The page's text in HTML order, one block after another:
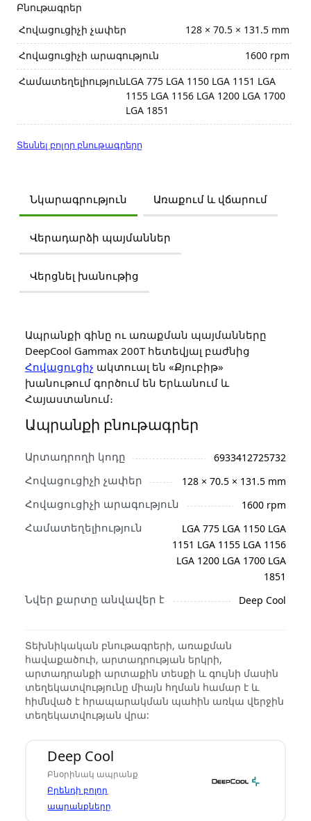
Բնութագրեր
Հովացուցիչի չափեր
128 × 70.5 × 131.5 mm
Հովացուցիչի արագություն
1600 rpm
ՀամատեղելիությունLGA 775 LGA 1150 LGA 1151 LGA
1155 LGA 1156 LGA 1200 LGA 1700
LGA 1851
Տեսնել բոլոր բնութագրերը
Նկարագրություն Առաքում և վճարում
Վերադարձի պայմաններ
Վերցնել խանութից
Ապրանքի գինը ու առաքման պայմանները
DeepCool Gammax 200T հետեվյալ բաժնից
Հովացուցիչ ակտուալ են «Քյուբիթ»
խանութում գործում են Երևանում և
Հայաստանում։
Ապրանքի բնութագրեր
Արտադրողի կոդը 6933412725732
Հովացուցիչի չափեր 128 × 70.5 × 131.5 mm
Հովացուցիչի արագություն 1600 rpm
Համատեղելիություն
LGA 775 LGA 1150 LGA
1151 LGA 1155 LGA 1156
LGA 1200 LGA 1700 LGA
1851
Նվեր քարտը անվավեր է Deep Cool
Տեխնիկական բնութագրերի, առաքման
հավաքածուի, արտադրության երկրի,
արտադրանքի արտաքին տեսքի և գույնի մասին
տեղեկատվությունը միայն հղման համար է և
հիմնված է հրապարակման պահին առկա վերջին
տեղեկատվության վրա:
Deep Cool
Բնօրինակ ապրանք
Բրենդի բոլոր
ապրանքները